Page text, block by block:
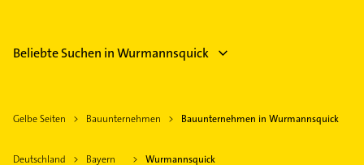
Beliebte Suchen in Wurmannsquick
Gelbe Seiten Bauunternehmen Bauunternehmen in Wurmannsquick
Deutschland Bayern Wurmannsquick